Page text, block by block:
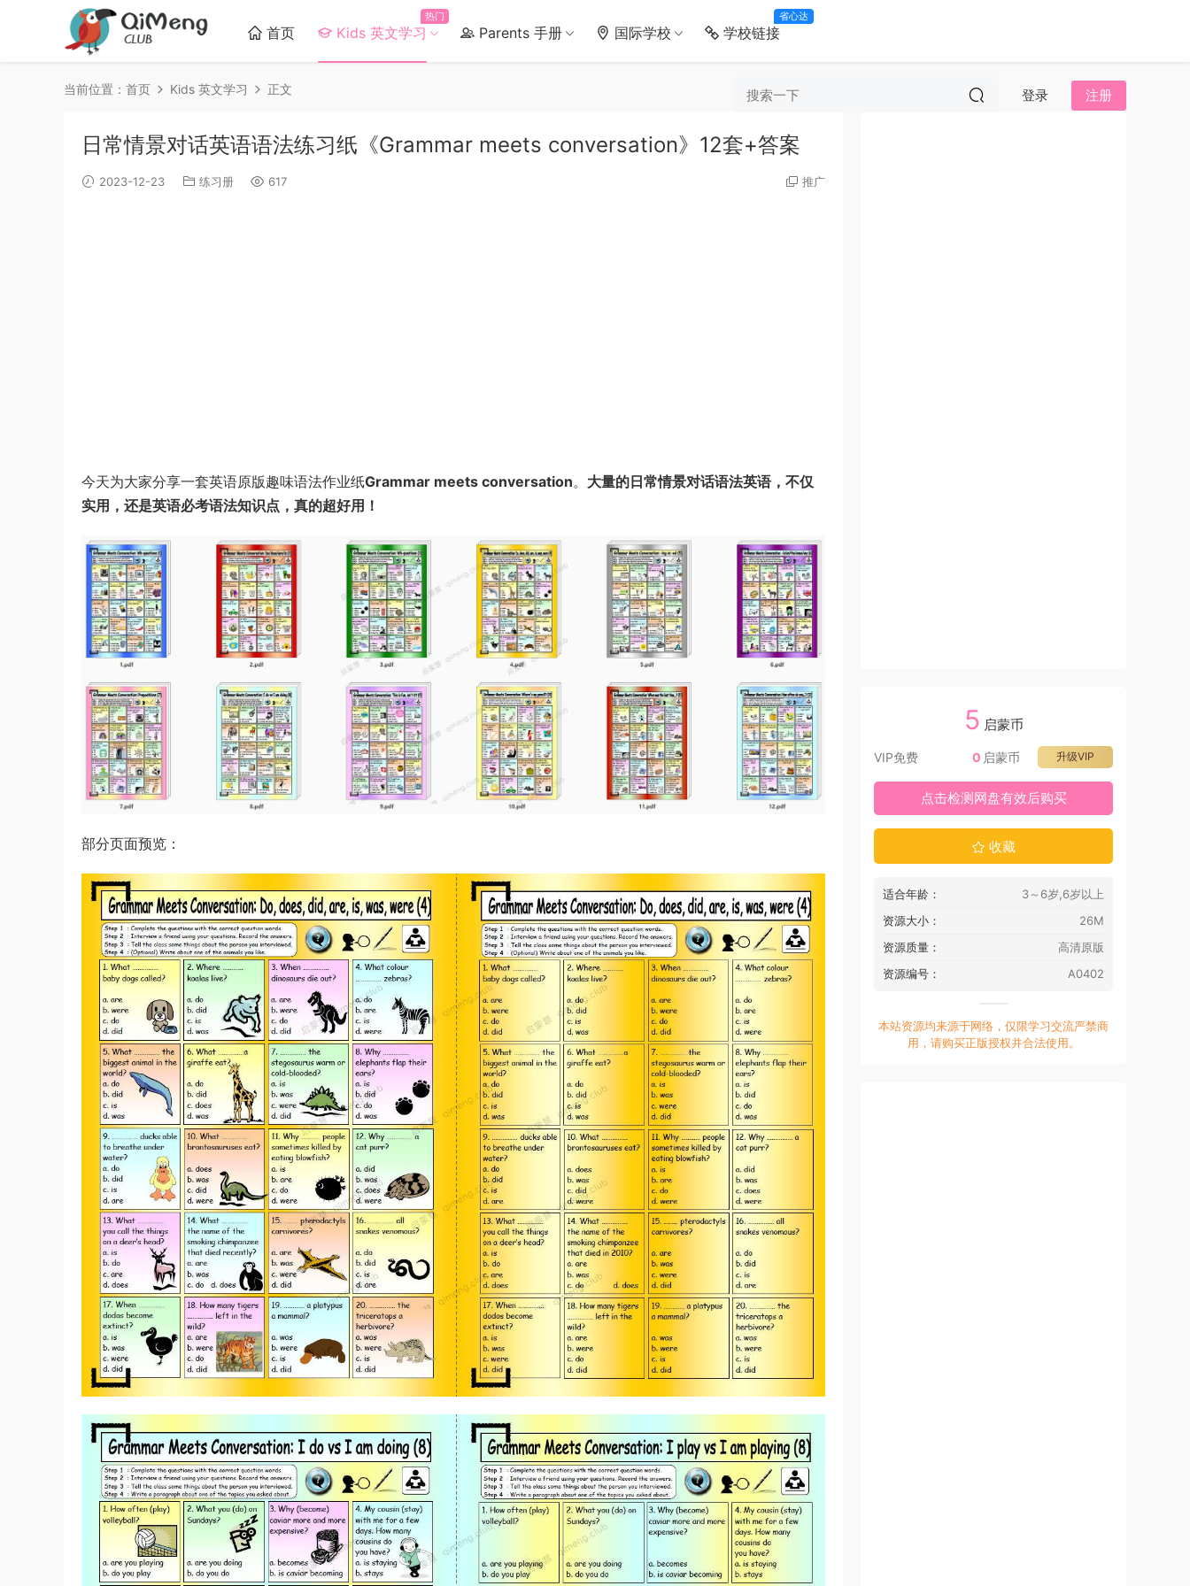
首页 Kids 英文学习
热门
Parents 手册 国际学校 学校链接
省心达
登录 注册
当前位置： 首页 Kids 英文学习 正文
日常情景对话英语语法练习纸《Grammar meets conversation》12套+答案
2023-12-23 练习册 617 推广
今天为大家分享一套英语原版趣味语法作业纸Grammar meets conversation。 大量的日常情景对话语法英语，不仅
实用，还是英语必考语法知识点，真的超好用！
部分页面预览：
5 启蒙币
VIP免费 升级VIP
0 启蒙币
点击检测网盘有效后购买
收藏
适合年龄：
3～6岁,6岁以上
资源大小：
26M
资源质量：
高清原版
资源编号：
A0402
本站资源均来源于网络，仅限学习交流严禁商
用，请购买正版授权并合法使用。